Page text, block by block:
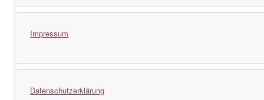
Impressum
Datenschutzerklärung